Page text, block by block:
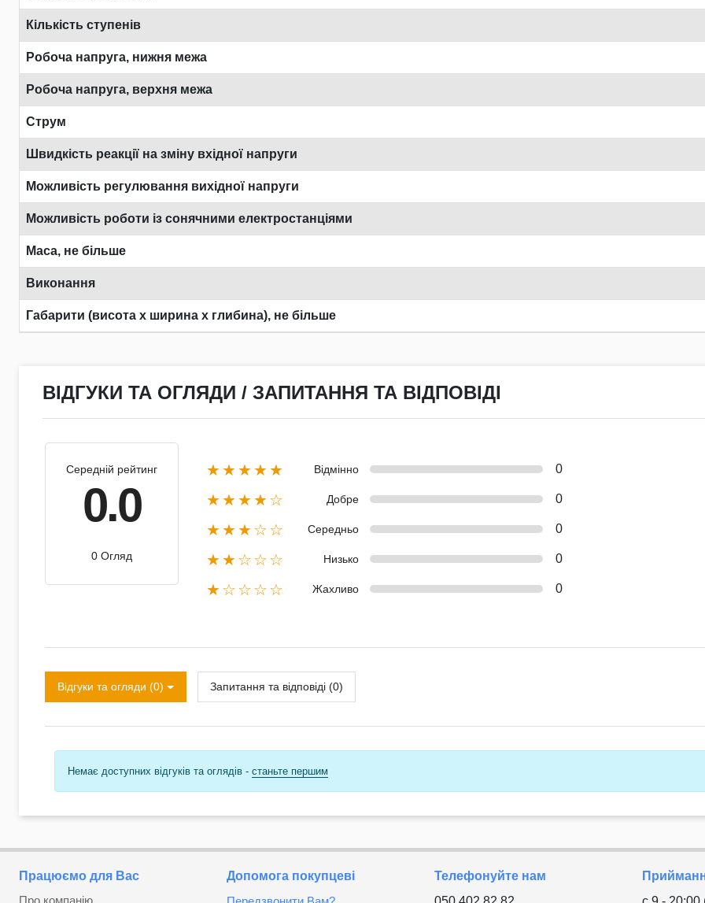
Кількість ступенів
Робоча напруга, нижня межа
Робоча напруга, верхня межа
Струм
Швидкість реакції на зміну вхідної напруги
Можливість регулювання вихідної напруги
Можливість роботи із сонячними електростанціями
Маса, не більше
Виконання
Габарити (висота х ширина х глибина), не більше
ВІДГУКИ ТА ОГЛЯДИ / ЗАПИТАННЯ ТА ВІДПОВІДІ
Середній рейтинг
0.0
0 Огляд
★★★★★ Відмінно 0
★★★★☆ Добре 0
★★★☆☆ Середньо 0
★★☆☆☆ Низько 0
★☆☆☆☆ Жахливо 0
Відгуки та огляди (0) Запитання та відповіді (0)
Немає доступних відгуків та оглядів - станьте першим
Працюємо для Вас
Про компанію
Допомога покупцеві
Телефонуйте нам